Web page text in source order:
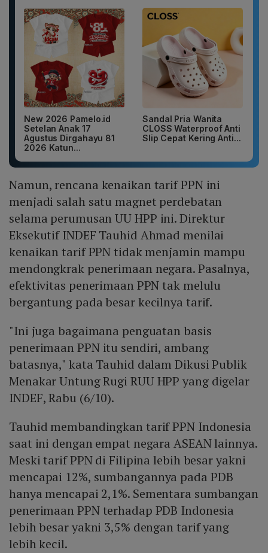
New 2026 Pamelo.id
Setelan Anak 17
Agustus Dirgahayu 81
2026 Katun...
Sandal Pria Wanita
CLOSS Waterproof Anti
Slip Cepat Kering Anti...
Namun, rencana kenaikan tarif PPN ini
menjadi salah satu magnet perdebatan
selama perumusan UU HPP ini. Direktur
Eksekutif INDEF Tauhid Ahmad menilai
kenaikan tarif PPN tidak menjamin mampu
mendongkrak penerimaan negara. Pasalnya,
efektivitas penerimaan PPN tak melulu
bergantung pada besar kecilnya tarif.
"Ini juga bagaimana penguatan basis
penerimaan PPN itu sendiri, ambang
batasnya," kata Tauhid dalam Dikusi Publik
Menakar Untung Rugi RUU HPP yang digelar
INDEF, Rabu (6/10).
Tauhid membandingkan tarif PPN Indonesia
saat ini dengan empat negara ASEAN lainnya.
Meski tarif PPN di Filipina lebih besar yakni
mencapai 12%, sumbangannya pada PDB
hanya mencapai 2,1%. Sementara sumbangan
penerimaan PPN terhadap PDB Indonesia
lebih besar yakni 3,5% dengan tarif yang
lebih kecil.